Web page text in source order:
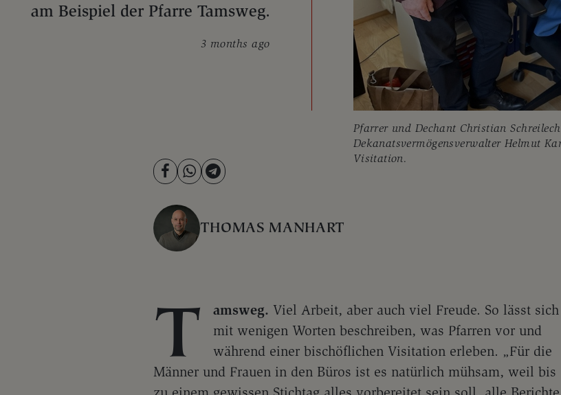
Pfarrer und Dechant Christian
Dekanatsvermögensverwalter Helmut
Visitation.
am Beispiel der Pfarre Tamsweg.
3 months ago
THOMAS MANHART
T amsweg. Viel Arbeit, aber auch viel Freude. So lässt sich
mit wenigen Worten beschreiben, was Pfarren vor und
während einer bischöflichen Visitation erleben. „Für die
Männer und Frauen in den Büros ist es natürlich mühsam, weil bis